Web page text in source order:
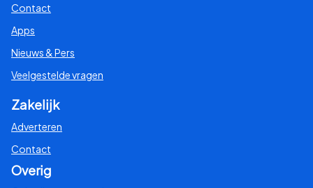
Contact
Apps
Nieuws & Pers
Veelgestelde vragen
Zakelijk
Adverteren
Contact
Overig